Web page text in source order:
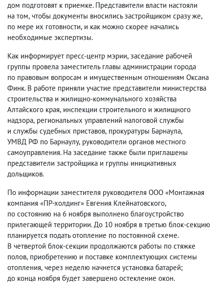
дом подготовят к приемке. Представители власти настояли
на том, чтобы документы вносились застройщиком сразу же,
по мере их готовности, и как можно скорее начались
необходимые экспертизы.
Как информирует пресс-центр мэрии, заседание рабочей
группы провела заместитель главы администрации города
по правовым вопросам и имущественным отношениям Оксана
Финк. В работе приняли участие представители министерства
строительства и жилищно-коммунального хозяйства
Алтайского края, инспекции строительного и жилищного
надзора, региональных управлений налоговой службы
и службы судебных приставов, прокуратуры Барнаула,
УМВД РФ по Барнаулу, руководители органов местного
самоуправления. На заседание также были приглашены
представители застройщика и группы инициативных
дольщиков.
По информации заместителя руководителя ООО «Монтажная
компания «ПР-холдинг» Евгения Клейнатовского,
по состоянию на 6 ноября выполнено благоустройство
прилегающей территории. До 10 ноября в третью блок-секцию
планируется подать отопление по постоянной схеме.
В четвертой блок-секции продолжаются работы по стяжке
полов, приобретению и поставке комплектующих системы
отопления, через неделю начнется установка батарей;
до конца ноября будет завершено остекление окон.